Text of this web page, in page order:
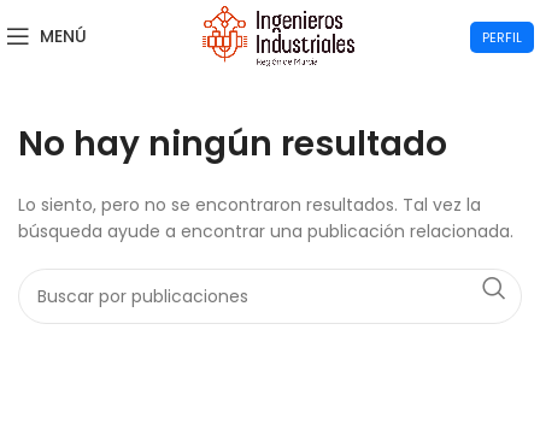
MENÚ PERFIL
No hay ningún resultado
Lo siento, pero no se encontraron resultados. Tal vez la
búsqueda ayude a encontrar una publicación relacionada.